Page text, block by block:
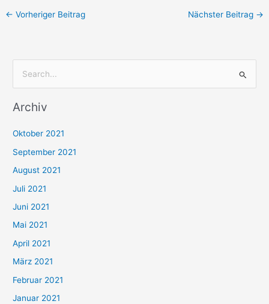
← Vorheriger Beitrag Nächster Beitrag →
c
n
n
a
c
h
:
Archiv
Oktober 2021
September 2021
August 2021
Juli 2021
Juni 2021
Mai 2021
April 2021
März 2021
Februar 2021
Januar 2021